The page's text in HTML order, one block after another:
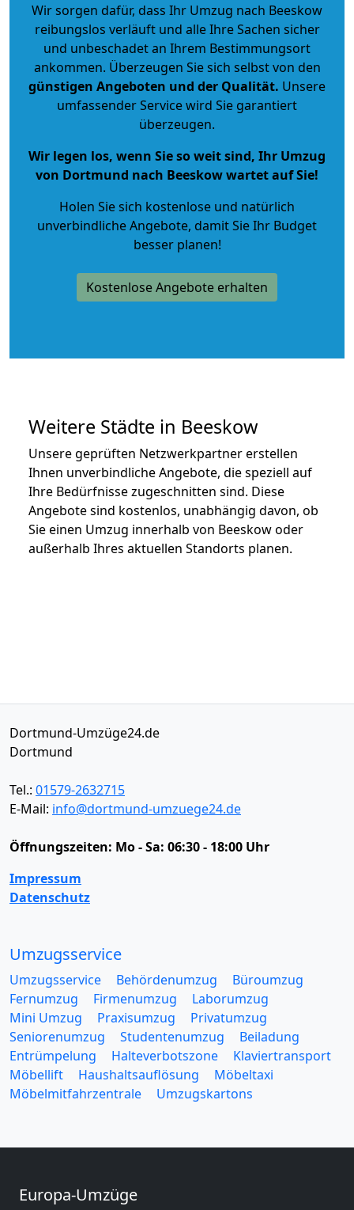
Wir sorgen dafür, dass Ihr Umzug nach Beeskow
reibungslos verläuft und alle Ihre Sachen sicher
und unbeschadet an Ihrem Bestimmungsort
ankommen. Überzeugen Sie sich selbst von den
günstigen Angeboten und der Qualität. Unsere
umfassender Service wird Sie garantiert
überzeugen.
Wir legen los, wenn Sie so weit sind, Ihr Umzug
von Dortmund nach Beeskow wartet auf Sie!
Holen Sie sich kostenlose und natürlich
unverbindliche Angebote, damit Sie Ihr Budget
besser planen!
Kostenlose Angebote erhalten
Weitere Städte in Beeskow
Unsere geprüften Netzwerkpartner erstellen
Ihnen unverbindliche Angebote, die speziell auf
Ihre Bedürfnisse zugeschnitten sind. Diese
Angebote sind kostenlos, unabhängig davon, ob
Sie einen Umzug innerhalb von Beeskow oder
außerhalb Ihres aktuellen Standorts planen.
Dortmund-Umzüge24.de
Dortmund
Tel.: 01579-2632715
E-Mail: info@dortmund-umzuege24.de
Öffnungszeiten: Mo - Sa: 06:30 - 18:00 Uhr
Impressum
Datenschutz
Umzugsservice
Umzugsservice Behördenumzug
Büroumzug
Fernumzug
Firmenumzug
Laborumzug
Mini Umzug
Praxisumzug
Privatumzug
Seniorenumzug
Studentenumzug
Beiladung
Entrümpelung
Halteverbotszone
Klaviertransport
Möbellift
Haushaltsauflösung
Möbeltaxi
Möbelmitfahrzentrale
Umzugskartons
Europa-Umzüge